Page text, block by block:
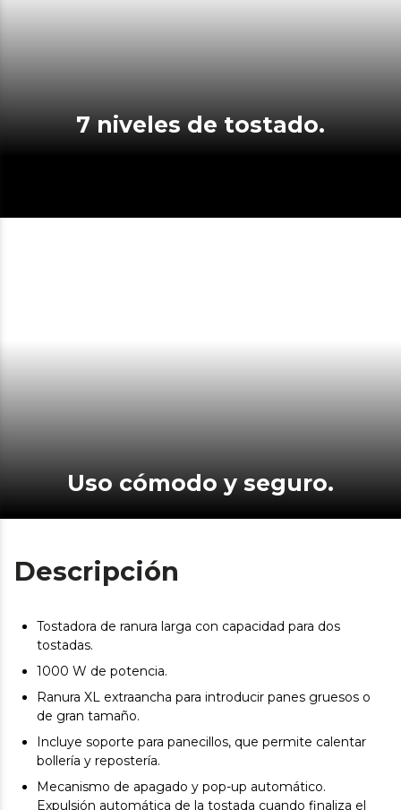
7 niveles de tostado.
Uso cómodo y seguro.
Descripción
Tostadora de ranura larga con capacidad para dos
tostadas.
1000 W de potencia.
Ranura XL extraancha para introducir panes gruesos o
de gran tamaño.
Incluye soporte para panecillos, que permite calentar
bollería y repostería.
Mecanismo de apagado y pop-up automático.
Expulsión automática de la tostada cuando finaliza el